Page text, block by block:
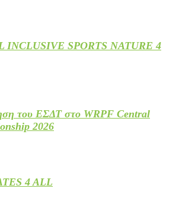
INCLUSIVE SPORTS NATURE 4
του ΕΣΔΤ στο WRPF Central
2026
4 ALL